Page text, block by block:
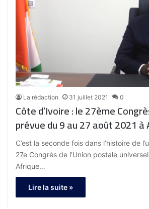
La rédaction 31 juillet 2021 0
Côte d’Ivoire : le 27ème
prévue du 9 au 27 août 2021 à
C’est la seconde fois dans l’histoire de
27e Congrès de l’Union postale
Afrique…
Lire la suite »